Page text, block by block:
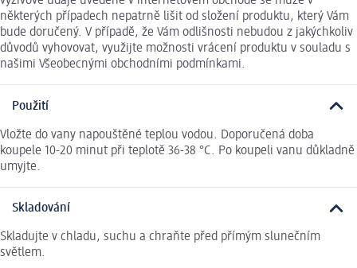
některých případech nepatrně lišit od složení produktu, který Vám
bude doručený. V případě, že Vám odlišnosti nebudou z jakýchkoliv
důvodů vyhovovat, využijte možnosti vrácení produktu v souladu s
našimi Všeobecnými obchodními podmínkami.
Použití
Vložte do vany napouštěné teplou vodou. Doporučená doba
koupele 10-20 minut při teplotě 36-38 °C. Po koupeli vanu důkladně
umyjte.
Skladování
Skladujte v chladu, suchu a chraňte před přímým slunečním
světlem.